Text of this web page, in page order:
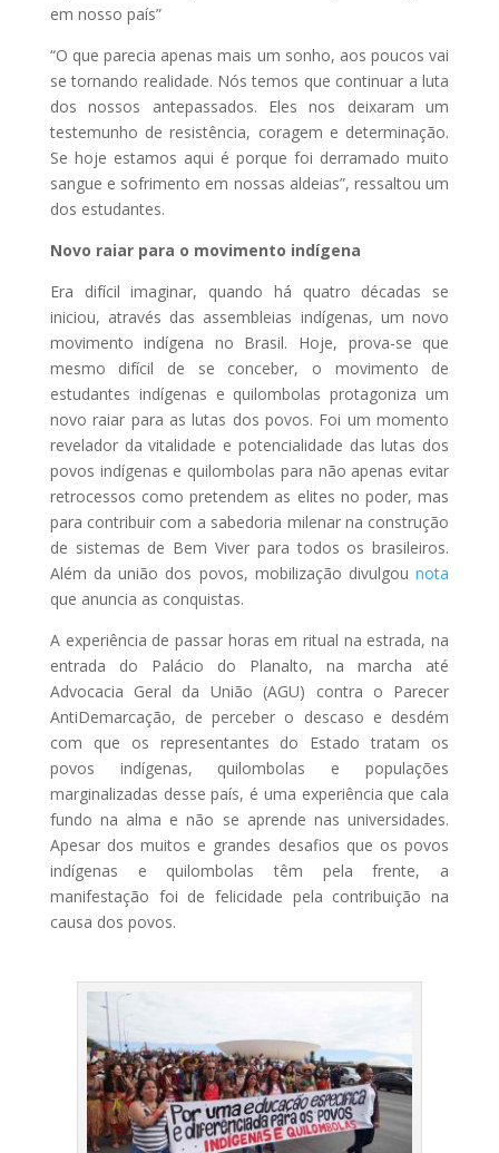
em nosso país”
“O que parecia apenas mais um sonho, aos poucos vai
se tornando realidade. Nós temos que continuar a luta
dos nossos antepassados. Eles nos deixaram um
testemunho de resistência, coragem e determinação.
Se hoje estamos aqui é porque foi derramado muito
sangue e sofrimento em nossas aldeias”, ressaltou um
dos estudantes.
Novo raiar para o movimento indígena
Era difícil imaginar, quando há quatro décadas se
iniciou, através das assembleias indígenas, um novo
movimento indígena no Brasil. Hoje, prova-se que
mesmo difícil de se conceber, o movimento de
estudantes indígenas e quilombolas protagoniza um
novo raiar para as lutas dos povos. Foi um momento
revelador da vitalidade e potencialidade das lutas dos
povos indígenas e quilombolas para não apenas evitar
retrocessos como pretendem as elites no poder, mas
para contribuir com a sabedoria milenar na construção
de sistemas de Bem Viver para todos os brasileiros.
Além da união dos povos, mobilização divulgounota
que anuncia as conquistas.
A experiência de passar horas em ritual na estrada, na
entrada do Palácio do Planalto, na marcha até
Advocacia Geral da União (AGU) contra o Parecer
AntiDemarcação, de perceber o descaso e desdém
com que os representantes do Estado tratam os
povos indígenas, quilombolas e populações
marginalizadas desse país, é uma experiência que cala
fundo na alma e não se aprende nas universidades.
Apesar dos muitos e grandes desafios que os povos
indígenas e quilombolas têm pela frente, a
manifestação foi de felicidade pela contribuição na
causa dos povos.